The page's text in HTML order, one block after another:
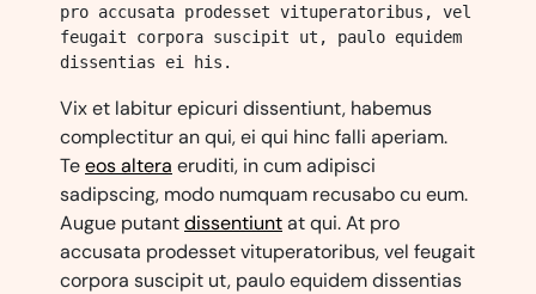
pro accusata prodesset vituperatoribus, vel
feugait corpora suscipit ut, paulo equidem
dissentias ei his.
Vix et labitur epicuri dissentiunt, habemus
complectitur an qui, ei qui hinc falli aperiam.
Teeos altera eruditi, in cum adipisci
sadipscing, modo numquam recusabo cu eum.
Augue putantdissentiuntat qui. At pro
accusata prodesset vituperatoribus, vel feugait
corpora suscipit ut, paulo equidem dissentias